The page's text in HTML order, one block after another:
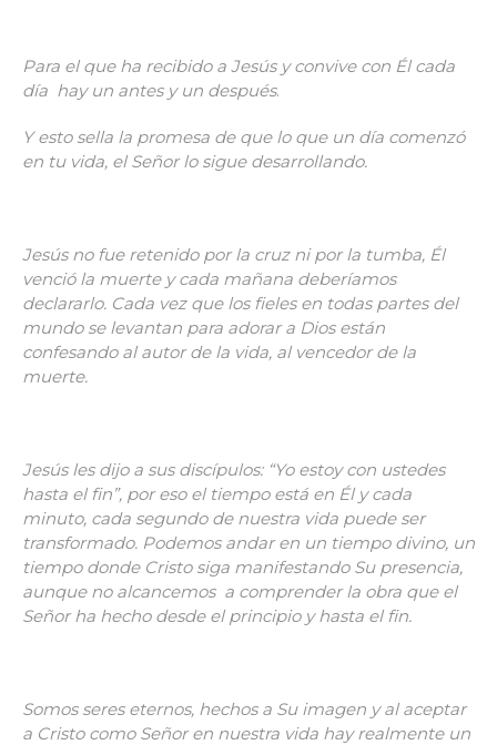
Para el que ha recibido a Jesús y convive con Él cada
día hay un antes y un después.
Y esto sella la promesa de que lo que un día comenzó
en tu vida, el Señor lo sigue desarrollando.
Jesús no fue retenido por la cruz ni por la tumba, Él
venció la muerte y cada mañana deberíamos
declararlo. Cada vez que los fieles en todas partes del
mundo se levantan para adorar a Dios están
confesando al autor de la vida, al vencedor de la
muerte.
Jesús les dijo a sus discípulos: “Yo estoy con ustedes
hasta el fin”, por eso el tiempo está en Él y cada
minuto, cada segundo de nuestra vida puede ser
transformado. Podemos andar en un tiempo divino, un
tiempo donde Cristo siga manifestando Su presencia,
aunque no alcancemos a comprender la obra que el
Señor ha hecho desde el principio y hasta el fin.
Somos seres eternos, hechos a Su imagen y al aceptar
a Cristo como Señor en nuestra vida hay realmente un